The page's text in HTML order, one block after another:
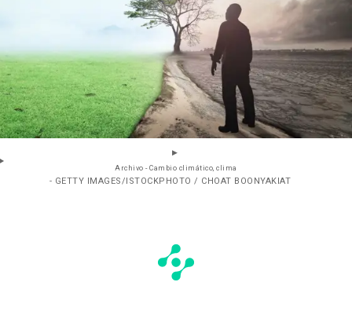
Archivo - Cambio climático, clima
- GETTY IMAGES/ISTOCKPHOTO / CHOAT BOONYAKIAT